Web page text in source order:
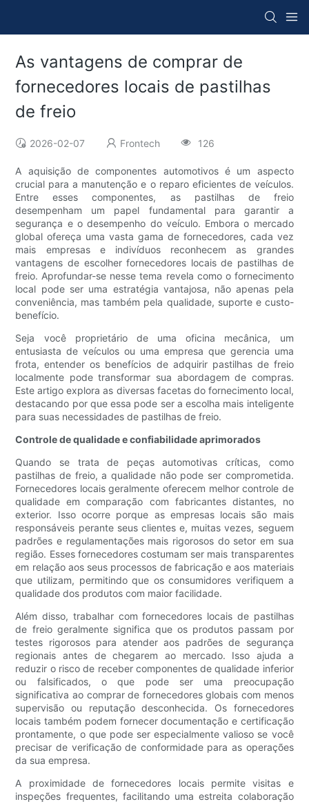
As vantagens de comprar de
fornecedores locais de pastilhas
de freio
2026-02-07 Frontech 126
A aquisição de componentes automotivos é um aspecto
crucial para a manutenção e o reparo eficientes de veículos.
Entre esses componentes, as pastilhas de freio
desempenham um papel fundamental para garantir a
segurança e o desempenho do veículo. Embora o mercado
global ofereça uma vasta gama de fornecedores, cada vez
mais empresas e indivíduos reconhecem as grandes
vantagens de escolher fornecedores locais de pastilhas de
freio. Aprofundar-se nesse tema revela como o fornecimento
local pode ser uma estratégia vantajosa, não apenas pela
conveniência, mas também pela qualidade, suporte e custo-
benefício.
Seja você proprietário de uma oficina mecânica, um
entusiasta de veículos ou uma empresa que gerencia uma
frota, entender os benefícios de adquirir pastilhas de freio
localmente pode transformar sua abordagem de compras.
Este artigo explora as diversas facetas do fornecimento local,
destacando por que essa pode ser a escolha mais inteligente
para suas necessidades de pastilhas de freio.
Controle de qualidade e confiabilidade aprimorados
Quando se trata de peças automotivas críticas, como
pastilhas de freio, a qualidade não pode ser comprometida.
Fornecedores locais geralmente oferecem melhor controle de
qualidade em comparação com fabricantes distantes, no
exterior. Isso ocorre porque as empresas locais são mais
responsáveis ​​perante seus clientes e, muitas vezes, seguem
padrões e regulamentações mais rigorosos do setor em sua
região. Esses fornecedores costumam ser mais transparentes
em relação aos seus processos de fabricação e aos materiais
que utilizam, permitindo que os consumidores verifiquem a
qualidade dos produtos com maior facilidade.
Além disso, trabalhar com fornecedores locais de pastilhas
de freio geralmente significa que os produtos passam por
testes rigorosos para atender aos padrões de segurança
regionais antes de chegarem ao mercado. Isso ajuda a
reduzir o risco de receber componentes de qualidade inferior
ou falsificados, o que pode ser uma preocupação
significativa ao comprar de fornecedores globais com menos
supervisão ou reputação desconhecida. Os fornecedores
locais também podem fornecer documentação e certificação
prontamente, o que pode ser especialmente valioso se você
precisar de verificação de conformidade para as operações
da sua empresa.
A proximidade de fornecedores locais permite visitas e
inspeções frequentes, facilitando uma estreita colaboração